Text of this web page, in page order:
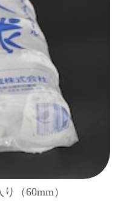
（60mm）